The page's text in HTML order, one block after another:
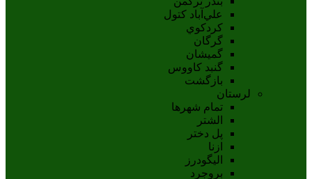
علي‌آباد کتول
کردکوي
گرگان
گميشان
گنبد کاووس
بازگشت
لرستان
تمام شهر‌ها
الشتر
پل دختر
ازنا
اليگودرز
بروجرد